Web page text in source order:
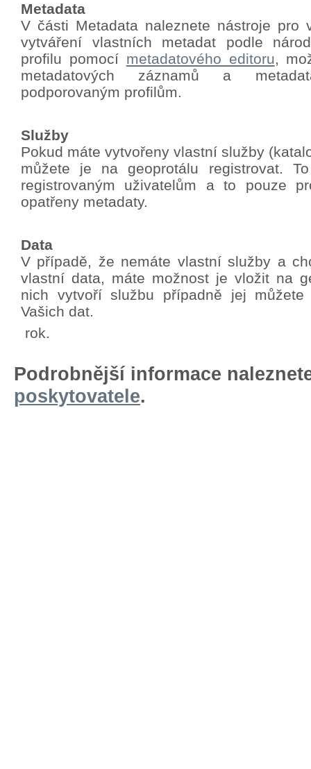
Metadata
V části Metadata naleznete nástroje pro
vytváření vlastních metadat podle
profilu pomocí metadatového editoru,
metadatových záznamů a
podporovaným profilům.
Služby
Pokud máte vytvořeny vlastní služby
můžete je na geoprotálu registrovat.
registrovaným uživatelům a to pouze
opatřeny metadaty.
Data
V případě, že nemáte vlastní služby a
vlastní data, máte možnost je vložit na
nich vytvoří službu případně jej
Vašich dat.
rok.
Podrobnější informace
poskytovatele.